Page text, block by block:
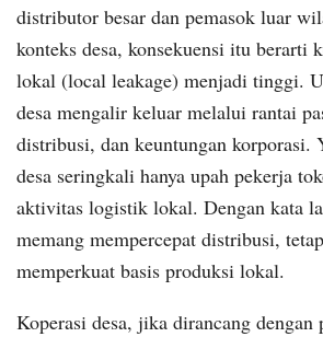
distributor besar dan pemasok luar
konteks desa, konsekuensi itu berarti
lokal (local leakage) menjadi tinggi.
desa mengalir keluar melalui rantai
distribusi, dan keuntungan korporasi.
desa seringkali hanya upah pekerja
aktivitas logistik lokal. Dengan kata
memang mempercepat distribusi,
memperkuat basis produksi lokal.
Koperasi desa, jika dirancang